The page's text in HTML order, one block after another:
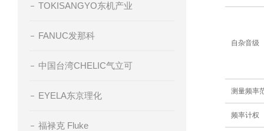
TOKISANGYO东机产业
FANUC发那科
中国台湾CHELIC气立可
EYELA东京理化
福禄克 Fluke
自杂音级
测量频率
频率计权